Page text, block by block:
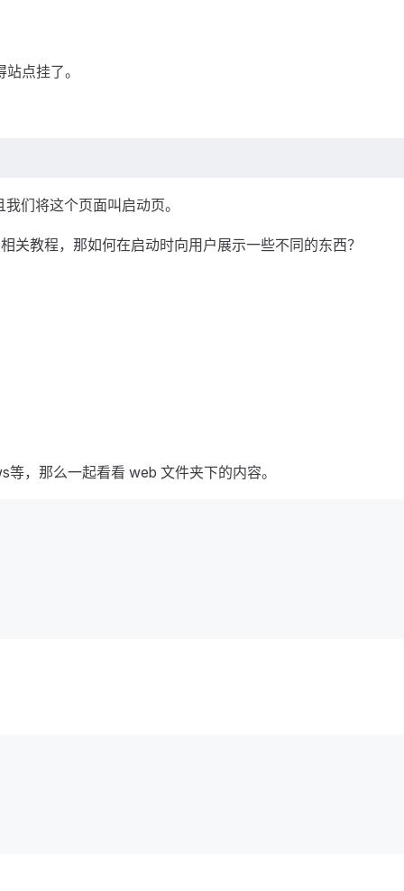
点挂了。
们将这个页面叫启动页。
教程，那如何在启动时向用户展示一些不同的东西？
，那么一起看看 web 文件夹下的内容。